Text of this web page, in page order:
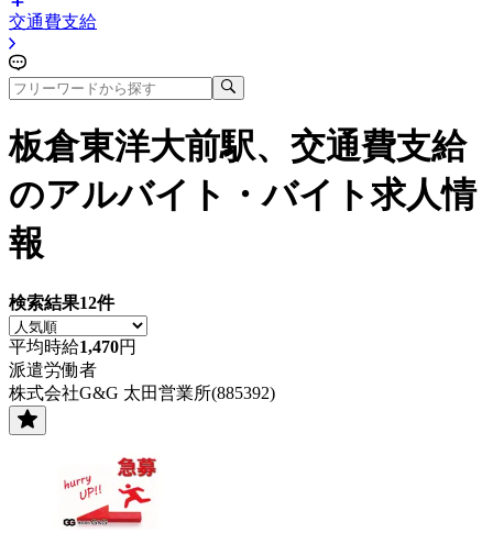
交通費支給
板倉東洋大前駅、交通費支給
のアルバイト・バイト求人情
報
検索結果12件
平均時給1,470円
派遣労働者
株式会社G&G 太田営業所(885392)